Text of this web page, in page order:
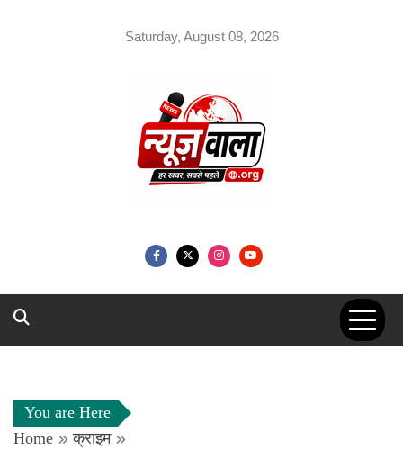
Saturday, August 08, 2026
You are Here
Home
क्राइम